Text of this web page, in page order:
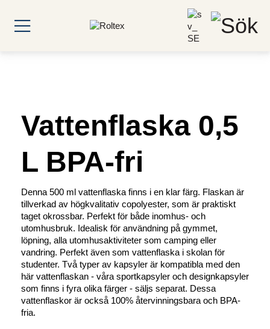
Vattenflaska 0,5
L BPA-fri
Denna 500 ml vattenflaska finns i en klar färg. Flaskan är
tillverkad av högkvalitativ copolyester, som är praktiskt
taget okrossbar. Perfekt för både inomhus- och
utomhusbruk. Idealisk för användning på gymmet,
löpning, alla utomhusaktiviteter som camping eller
vandring. Perfekt även som vattenflaska i skolan för
studenter. Två typer av kapsyler är kompatibla med den
här vattenflaskan - våra sportkapsyler och designkapsyler
som finns i fyra olika färger - säljs separat. Dessa
vattenflaskor är också 100% återvinningsbara och BPA-
fria.